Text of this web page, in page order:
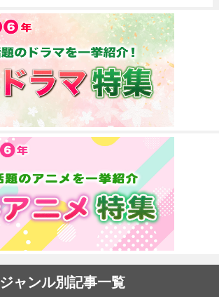
ジャンル別記事一覧